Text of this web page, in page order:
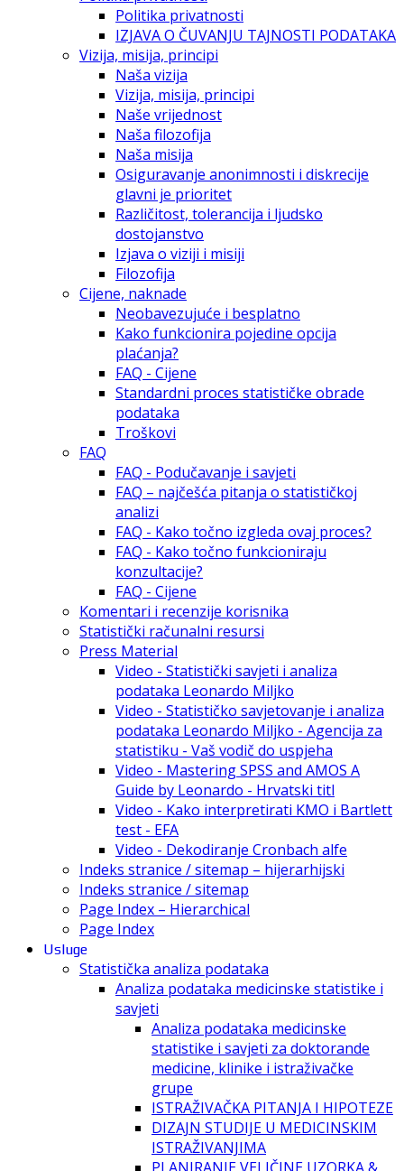
Politika privatnosti
IZJAVA O ČUVANJU TAJNOSTI PODATAKA
Vizija, misija, principi
Naša vizija
Vizija, misija, principi
Naše vrijednost
Naša filozofija
Naša misija
Osiguravanje anonimnosti i diskrecije
glavni je prioritet
Različitost, tolerancija i ljudsko
dostojanstvo
Izjava o viziji i misiji
Filozofija
Cijene, naknade
Neobavezujuće i besplatno
Kako funkcionira pojedine opcija
plaćanja?
FAQ - Cijene
Standardni proces statističke obrade
podataka
Troškovi
FAQ
FAQ - Podučavanje i savjeti
FAQ – najčešća pitanja o statističkoj
analizi
FAQ - Kako točno izgleda ovaj proces?
FAQ - Kako točno funkcioniraju
konzultacije?
FAQ - Cijene
Komentari i recenzije korisnika
Statistički računalni resursi
Press Material
Video - Statistički savjeti i analiza
podataka Leonardo Miljko
Video - Statističko savjetovanje i analiza
podataka Leonardo Miljko - Agencija za
statistiku - Vaš vodič do uspjeha
Video - Mastering SPSS and AMOS A
Guide by Leonardo - Hrvatski titl
Video - Kako interpretirati KMO i Bartlett
test - EFA
Video - Dekodiranje Cronbach alfe
Indeks stranice / sitemap – hijerarhijski
Indeks stranice / sitemap
Page Index – Hierarchical
Page Index
Usluge
Statistička analiza podataka
Analiza podataka medicinske statistike i
savjeti
Analiza podataka medicinske
statistike i savjeti za doktorande
medicine, klinike i istraživačke
grupe
ISTRAŽIVAČKA PITANJA I HIPOTEZE
DIZAJN STUDIJE U MEDICINSKIM
ISTRAŽIVANJIMA